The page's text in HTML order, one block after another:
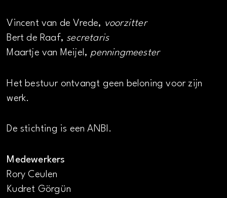
Vincent van de Vrede, voorzitter
Bert de Raaf, secretaris
Maartje van Meijel, penningmeester
Het bestuur ontvangt geen beloning voor zijn
werk.
De stichting is een ANBI.
Medewerkers
Rory Ceulen
Kudret Görgün